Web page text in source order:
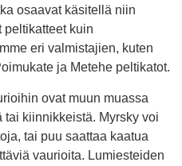
osaavat käsitellä niin
kuin
eri valmistajien, kuten
ja Metehe peltikatot.
ovat muun muassa
kiinnikkeistä. Myrsky voi
tai puu saattaa kaatua
vaurioita. Lumiesteiden